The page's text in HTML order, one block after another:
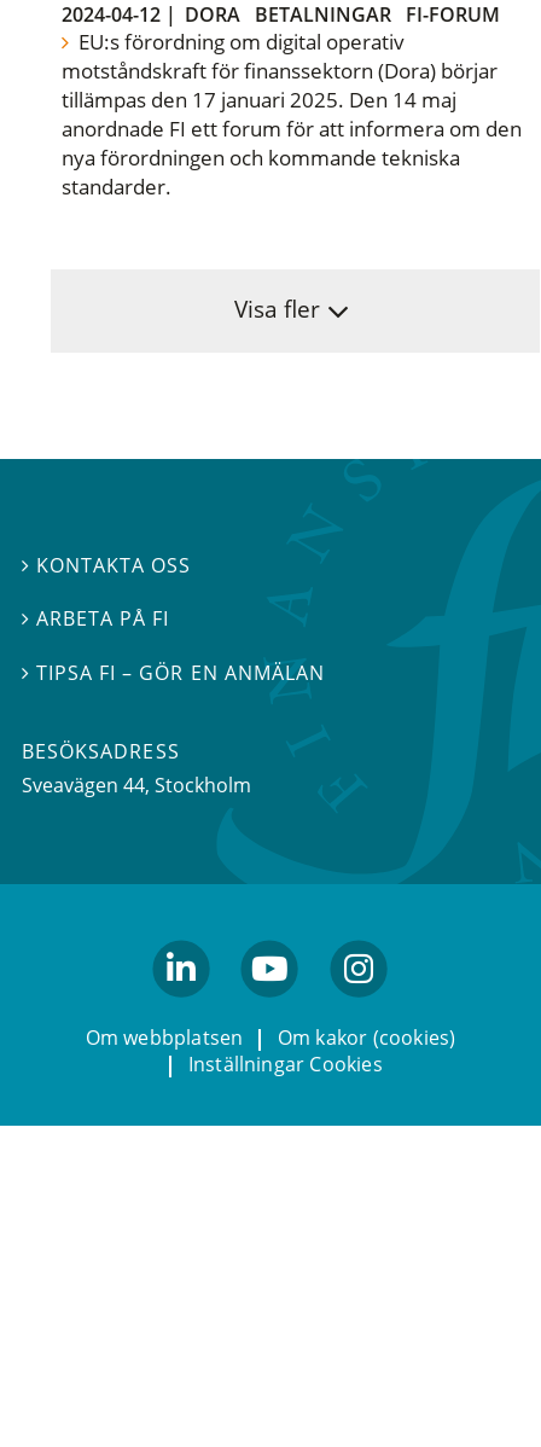
2024-04-12| DORA BETALNINGAR FI-FORUM
EU:s förordning om digital operativ
motståndskraft för finanssektorn (Dora) börjar
tillämpas den 17 januari 2025. Den 14 maj
anordnade FI ett forum för att informera om den
nya förordningen och kommande tekniska
standarder.
Visa fler
 KONTAKTA OSS
ARBETA PÅ FI
TIPSA FI – GÖR EN ANMÄLAN
BESÖKSADRESS
Sveavägen 44, Stockholm
Om webbplatsen
Om kakor (cookies)
Inställningar Cookies